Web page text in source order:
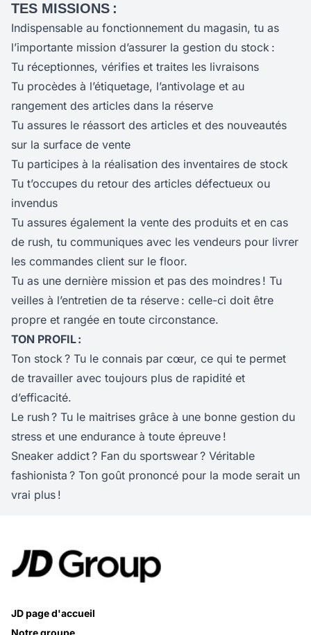
TES MISSIONS :
Indispensable au fonctionnement du magasin, tu as
l’importante mission d’assurer la gestion du stock :
Tu réceptionnes, vérifies et traites les livraisons
Tu procèdes à l’étiquetage, l’antivolage et au
rangement des articles dans la réserve
Tu assures le réassort des articles et des nouveautés
sur la surface de vente
Tu participes à la réalisation des inventaires de stock
Tu t’occupes du retour des articles défectueux ou
invendus
Tu assures également la vente des produits et en cas
de rush, tu communiques avec les vendeurs pour livrer
les commandes client sur le floor.
Tu as une dernière mission et pas des moindres ! Tu
veilles à l’entretien de ta réserve : celle-ci doit être
propre et rangée en toute circonstance.
TON PROFIL :
Ton stock ? Tu le connais par cœur, ce qui te permet
de travailler avec toujours plus de rapidité et
d’efficacité.
Le rush ? Tu le maitrises grâce à une bonne gestion du
stress et une endurance à toute épreuve !
Sneaker addict ? Fan du sportswear ? Véritable
fashionista ? Ton goût prononcé pour la mode serait un
vrai plus !
JD page d'accueil
Notre groupe